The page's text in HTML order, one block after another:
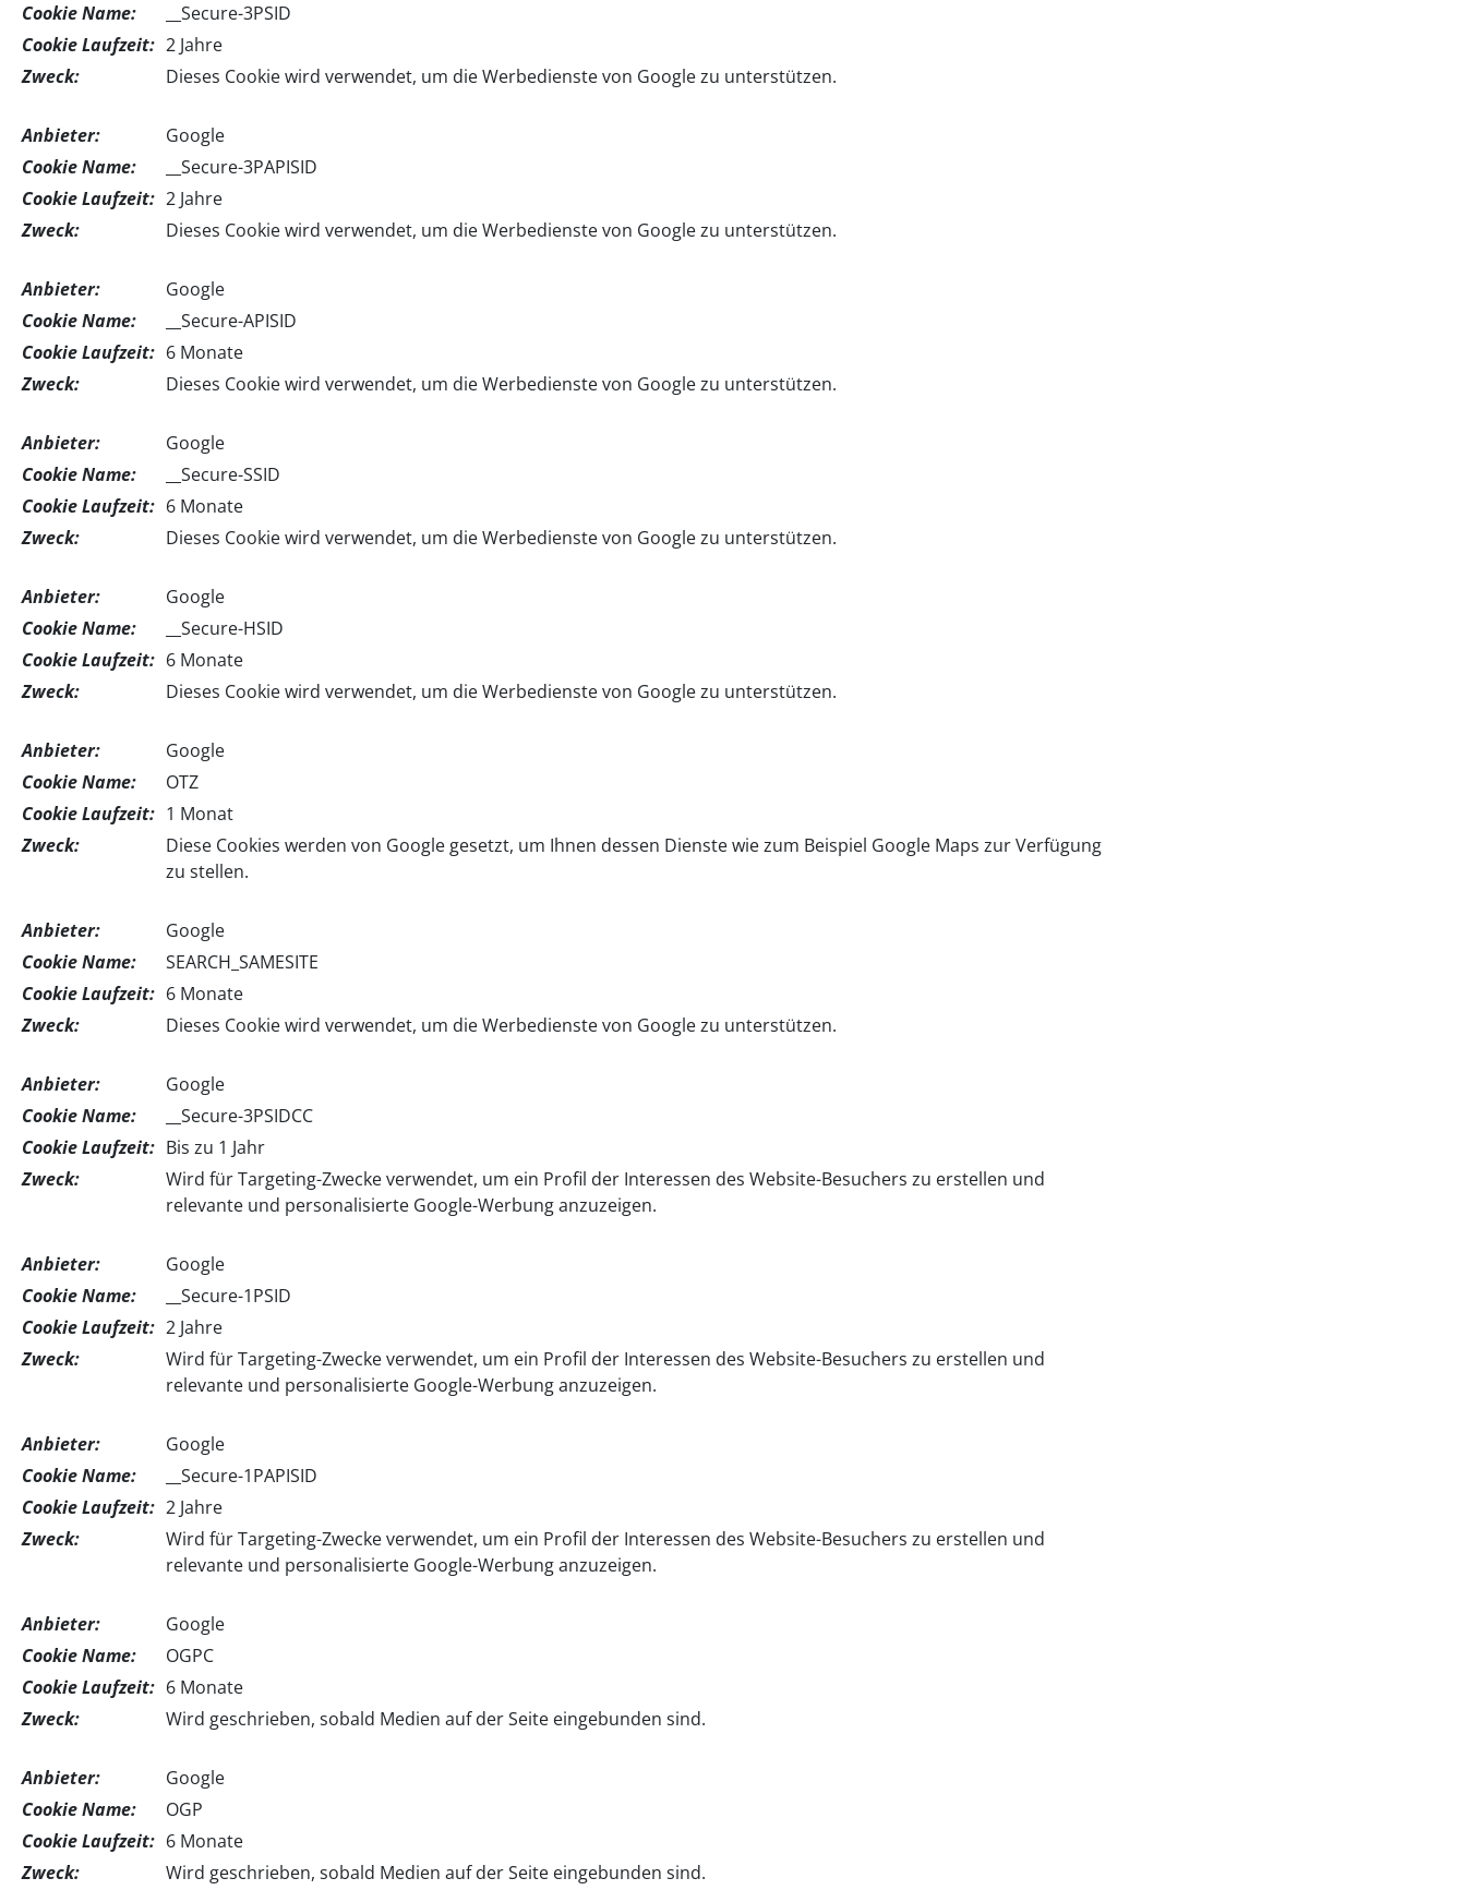
Cookie Name:
__Secure-3PSID
Cookie Laufzeit: 2 Jahre
Zweck:
Dieses Cookie wird verwendet, um die Werbedienste von Google zu unterstützen.
Anbieter:
Google
Cookie Name:
__Secure-3PAPISID
Cookie Laufzeit: 2 Jahre
Zweck:
Dieses Cookie wird verwendet, um die Werbedienste von Google zu unterstützen.
Anbieter:
Google
Cookie Name:
__Secure-APISID
Cookie Laufzeit: 6 Monate
Zweck:
Dieses Cookie wird verwendet, um die Werbedienste von Google zu unterstützen.
Anbieter:
Google
Cookie Name:
__Secure-SSID
Cookie Laufzeit: 6 Monate
Zweck:
Dieses Cookie wird verwendet, um die Werbedienste von Google zu unterstützen.
Anbieter:
Google
Cookie Name:
__Secure-HSID
Cookie Laufzeit: 6 Monate
Zweck:
Dieses Cookie wird verwendet, um die Werbedienste von Google zu unterstützen.
Anbieter:
Google
Cookie Name:
OTZ
Cookie Laufzeit: 1 Monat
Zweck:
Diese Cookies werden von Google gesetzt, um Ihnen dessen Dienste wie zum Beispiel Google Maps zur Verfügung
zu stellen.
Anbieter:
Google
Cookie Name:
SEARCH_SAMESITE
Cookie Laufzeit: 6 Monate
Zweck:
Dieses Cookie wird verwendet, um die Werbedienste von Google zu unterstützen.
Anbieter:
Google
Cookie Name:
__Secure-3PSIDCC
Cookie Laufzeit: Bis zu 1 Jahr
Zweck:
Wird für Targeting-Zwecke verwendet, um ein Profil der Interessen des Website-Besuchers zu erstellen und
relevante und personalisierte Google-Werbung anzuzeigen.
Anbieter:
Google
Cookie Name:
__Secure-1PSID
Cookie Laufzeit: 2 Jahre
Zweck:
Wird für Targeting-Zwecke verwendet, um ein Profil der Interessen des Website-Besuchers zu erstellen und
relevante und personalisierte Google-Werbung anzuzeigen.
Anbieter:
Google
Cookie Name:
__Secure-1PAPISID
Cookie Laufzeit: 2 Jahre
Zweck:
Wird für Targeting-Zwecke verwendet, um ein Profil der Interessen des Website-Besuchers zu erstellen und
relevante und personalisierte Google-Werbung anzuzeigen.
Anbieter:
Google
Cookie Name:
OGPC
Cookie Laufzeit: 6 Monate
Zweck:
Wird geschrieben, sobald Medien auf der Seite eingebunden sind.
Anbieter:
Google
Cookie Name:
OGP
Cookie Laufzeit: 6 Monate
Zweck:
Wird geschrieben, sobald Medien auf der Seite eingebunden sind.